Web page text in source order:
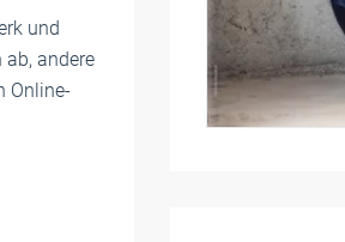
und
ab, andere
Online-